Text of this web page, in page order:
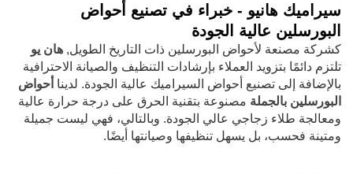
سيراميك هانيو - خبراء في تصنيع أحواض
البورسلين عالية الجودة
كشركة مصنعة لأحواض البورسلين ذات التاريخ الطويل, هان يو
تلتزم دائمًا بتزويد العملاء بإرشادات التنظيف والصيانة الاحترافية
بالإضافة إلى تصنيع أحواض السيراميك عالية الجودة. لدينا أحواض
البورسلين بالجملة مصنوعة بتقنية الحرق على درجة حرارة عالية
ومعالجة طلاء زجاجي عالي الجودة. وبالتالي، فهي ليست جميلة
ومتينة فحسب، بل يسهل تنظيفها وصيانتها أيضًا.